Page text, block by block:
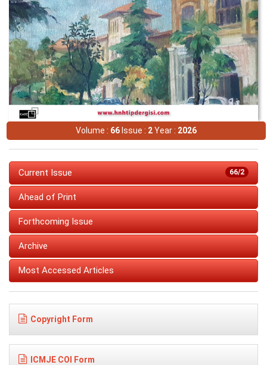
Volume : 66Issue : 2Year : 2026
66/2
Current Issue
Ahead of Print
Forthcoming Issue
Archive
Most Accessed Articles
Copyright Form
ICMJE COI Form